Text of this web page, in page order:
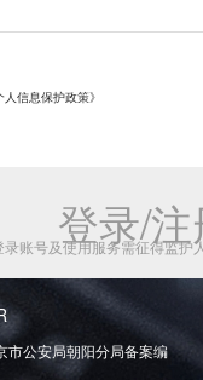
公安局朝阳分局备案编